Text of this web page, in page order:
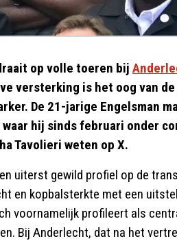
op volle toeren bij
versterking is het oog van
De 21-jarige Engelsman
hij sinds februari onder
Tavolieri weten op X.
uiterst gewild profiel op de
en kopbalsterkte met een
voornamelijk profileert als
Bij Anderlecht, dat na het